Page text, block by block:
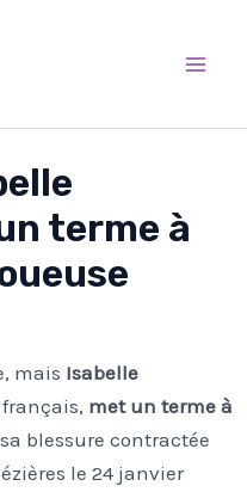
terme à
mais Isabelle
met un terme à
blessure contractée
le 24 janvier